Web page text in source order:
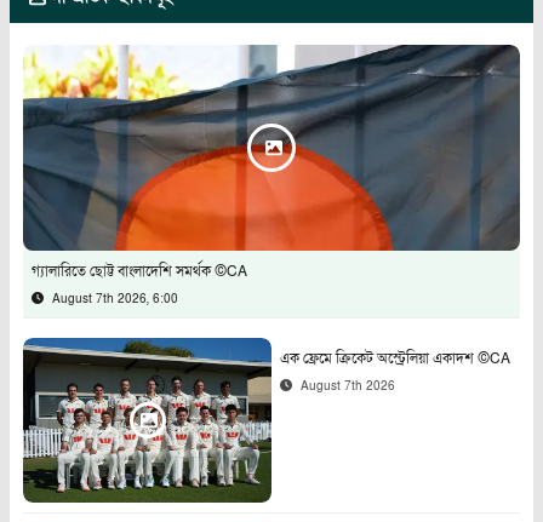
গ্যালারিতে ছোট্ট বাংলাদেশি সমর্থক ©CA
August 7th 2026, 6:00
এক ফ্রেমে ক্রিকেট অস্ট্রেলিয়া একাদশ ©CA
August 7th 2026